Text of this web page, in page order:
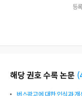
등
해당 권호 수록 논문 (
버스광고에 대한 인식과